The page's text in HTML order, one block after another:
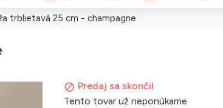
trblietavá 25 cm - champagne
Predaj sa skončil
Tento tovar už neponúkame.